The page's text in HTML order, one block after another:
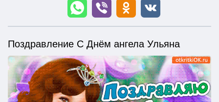
Поздравление С Днём ангела Ульяна